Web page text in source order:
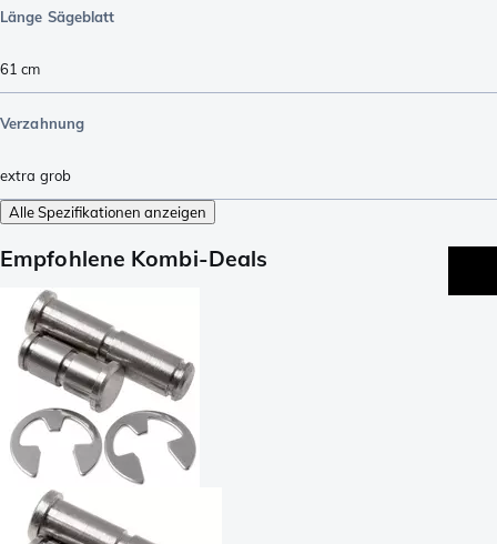
Länge Sägeblatt
61 cm
Verzahnung
extra grob
Alle Spezifikationen anzeigen
Empfohlene Kombi-Deals